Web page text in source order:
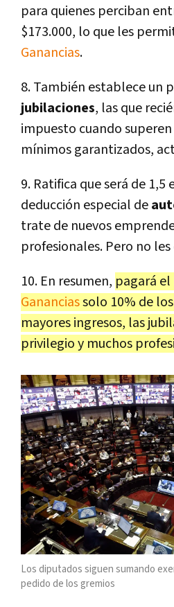
para quienes perciban
$173.000, lo que les
Ganancias.
8. También establece un
jubilaciones, las que
impuesto cuando
mínimos garantizados,
9. Ratifica que será de
deducción especial de
trate de nuevos
profesionales. Pero no
10. En resumen, pagará
Gananciassolo 10% de
mayores ingresos, las
privilegio y muchos
Los diputados siguen sumando
pedido de los gremios